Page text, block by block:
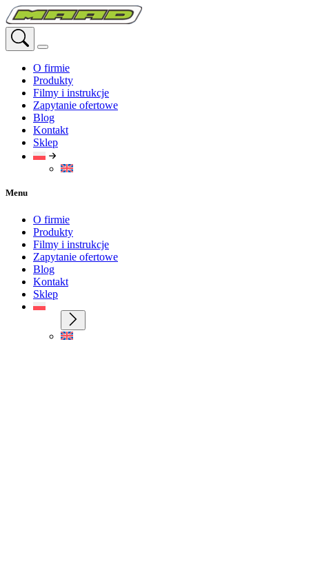
Przejdź
do
treści
O firmie
Produkty
Filmy i instrukcje
Zapytanie ofertowe
Blog
Kontakt
Sklep
Menu
O firmie
Produkty
Filmy i instrukcje
Zapytanie ofertowe
Blog
Kontakt
Sklep